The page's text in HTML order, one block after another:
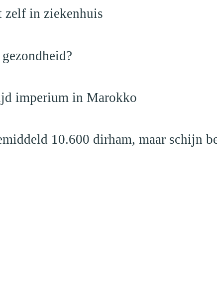
zelf in ziekenhuis
imperium in Marokko
10.600 dirham, maar schijn